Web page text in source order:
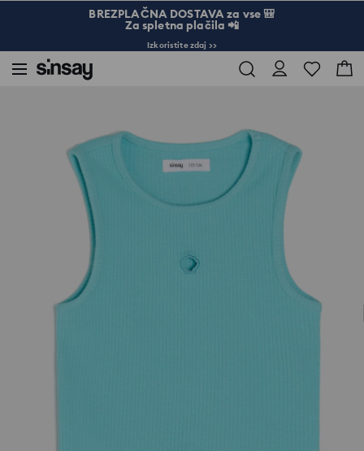
BREZPLAČNA DOSTAVA za vse 🎒
Za spletna plačila 📲
Izkoristite zdaj >>